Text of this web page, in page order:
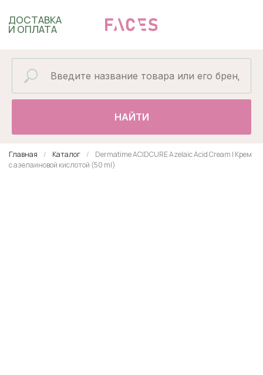
И ОПЛАТА
НАЙТИ
Главная Каталог
Dermatime ACIDCURE Azelaic Acid Cream | Крем
с азелаиновой кислотой (50 ml)